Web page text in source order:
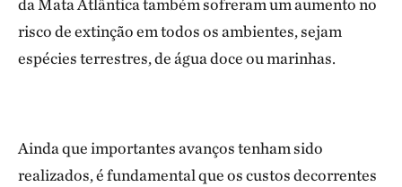
da Mata Atlântica também sofreram um aumento no
risco de extinção em todos os ambientes, sejam
espécies terrestres, de água doce ou marinhas.
Ainda que importantes avanços tenham sido
realizados, é fundamental que os custos decorrentes